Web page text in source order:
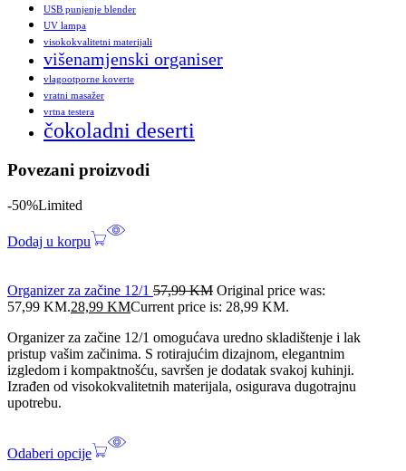
USB punjenje blender
UV lampa
visokokvalitetni materijali
višenamjenski organiser
vlagootporne koverte
vratni masažer
vrtna testera
čokoladni deserti
Povezani proizvodi
-50%Limited
Dodaj u korpu
Organizer za začine 12/1 57,99KM Original price was:
57,99 KM.28,99 KMCurrent price is: 28,99 KM.
Organizer za začine 12/1 omogućava uredno skladištenje i lak
pristup vašim začinima. S rotirajućim dizajnom, elegantnim
izgledom i kompaktnošću, savršen je dodatak svakoj kuhinji.
Izrađen od visokokvalitetnih materijala, osigurava dugotrajnu
upotrebu.
Odaberi opcije